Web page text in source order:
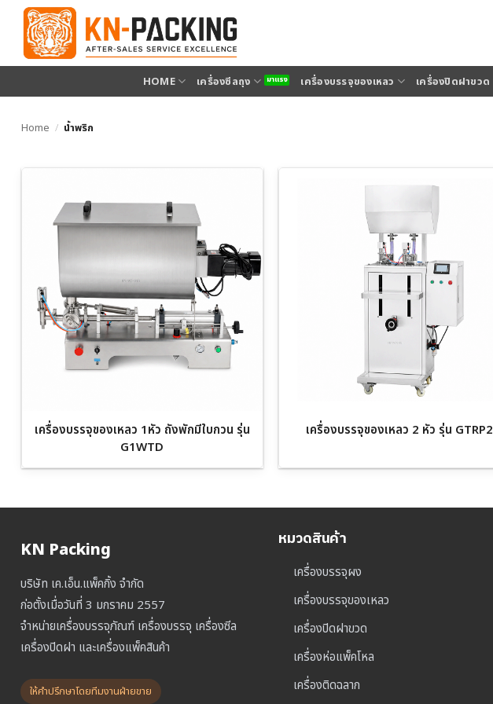
เนื้อหา
HOME เครื่องซีลถุง เครื่องบรรจุของเหลว เครื่องปิดฝาขวด
Home / น้ำพริก
เครื่องบรรจุของเหลว 1หัว ถังพักมีใบกวน รุ่น
G1WTD
เครื่องบรรจุของเหลว 2 หัว รุ่น GTRP2
KN Packing
บริษัท เค.เอ็น.แพ็คกิ้ง จำกัด
ก่อตั้งเมื่อวันที่ 3 มกราคม 2557
จำหน่ายเครื่องบรรจุภัณฑ์ เครื่องบรรจุ เครื่องซีล
เครื่องปิดฝา และเครื่องแพ็คสินค้า
ให้คำปรึกษาโดยทีมงานฝ่ายขาย
หมวดสินค้า
เครื่องบรรจุผง
เครื่องบรรจุของเหลว
เครื่องปิดฝาขวด
เครื่องห่อแพ็คโหล
เครื่องติดฉลาก